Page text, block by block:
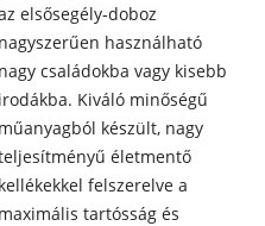
elsősegély-doboz
nagyszerűen használható
nagy családokba vagy kisebb
irodákba. Kiváló minőségű
műanyagból készült, nagy
életmentő
kellékekkel felszerelve a
maximális tartósság és